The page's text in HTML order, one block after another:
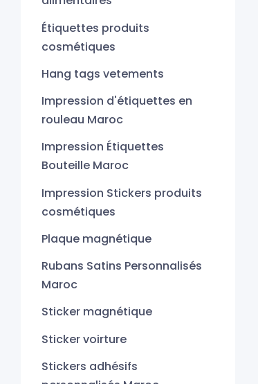
Étiquettes produits
cosmétiques
Hang tags vetements
Impression d'étiquettes en
rouleau Maroc
Impression Étiquettes
Bouteille Maroc
Impression Stickers produits
cosmétiques
Plaque magnétique
Rubans Satins Personnalisés
Maroc
Sticker magnétique
Sticker voirture
Stickers adhésifs